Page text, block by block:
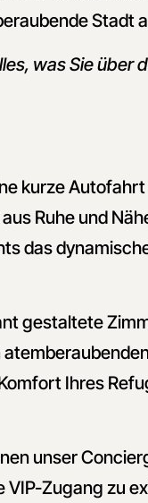
Stadt
was Sie über
kurze
Ruhe und
das
gestaltete
Ihres
unser
Zugang zu